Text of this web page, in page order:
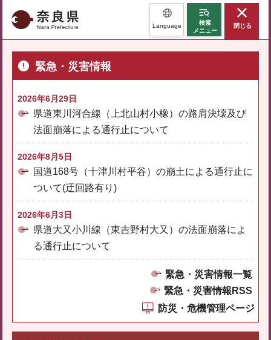
奈良県 Language
検索
メニュー
閉じる
緊急・災害情報
2026年6月29日
県道東川河合線（上北山村小橡）の路肩決壊及び
法面崩落による通行止について
2026年8月5日
国道168号（十津川村平谷）の崩土による通行止に
ついて(迂回路有り)
2026年6月3日
県道大又小川線（東吉野村大又）の法面崩落によ
る通行止について
緊急・災害情報一覧
緊急・災害情報RSS
防災・危機管理ページ